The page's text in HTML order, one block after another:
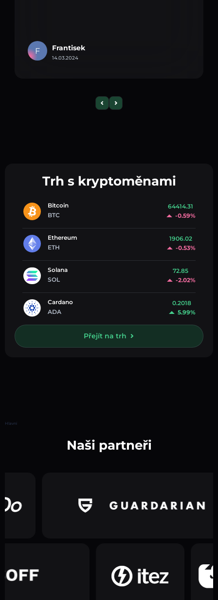
F Frantisek
14.03.2024
Trh s kryptoměnami
Bitcoin
BTC
64414.31
-0.59%
Ethereum
ETH
1906.02
-0.53%
Solana
SOL
72.85
-2.02%
Cardano
ADA
0.2018
5.99%
Přejít na trh
Hlavní
Naši partneři